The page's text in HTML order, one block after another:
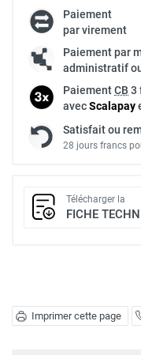
Imprimer cette page
Paiement
par virement
Paiement par
administratif
PaiementCB 3
avecScalapay
Satisfait ou
28 jours francs
Télécharger la
FICHE